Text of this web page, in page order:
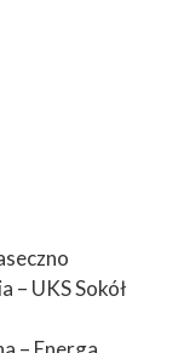
– UKS Sokół